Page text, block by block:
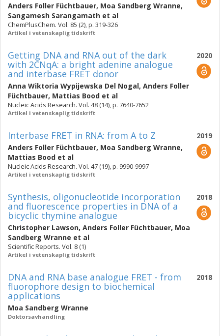
Anders Foller Füchtbauer, Moa Sandberg Wranne,
Sangamesh Sarangamath et al
ChemPlusChem. Vol. 85 (2), p. 319-326
Artikel i vetenskaplig tidskrift
2020
Getting DNA and RNA out of the dark
with 2CNqA: a bright adenine analogue
and interbase FRET donor
Anna Wiktoria Wypijewska Del Nogal, Anders Foller
Füchtbauer, Mattias Bood et al
Nucleic Acids Research. Vol. 48 (14), p. 7640-7652
Artikel i vetenskaplig tidskrift
2019
Interbase FRET in RNA: from A to Z
Anders Foller Füchtbauer, Moa Sandberg Wranne,
Mattias Bood et al
Nucleic Acids Research. Vol. 47 (19), p. 9990-9997
Artikel i vetenskaplig tidskrift
2018
Synthesis, oligonucleotide incorporation
and fluorescence properties in DNA of a
bicyclic thymine analogue
Christopher Lawson, Anders Foller Füchtbauer, Moa
Sandberg Wranne et al
Scientific Reports. Vol. 8 (1)
Artikel i vetenskaplig tidskrift
2018
DNA and RNA base analogue FRET - from
fluorophore design to biochemical
applications
Moa Sandberg Wranne
Doktorsavhandling